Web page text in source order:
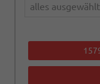
alles ausgewählt